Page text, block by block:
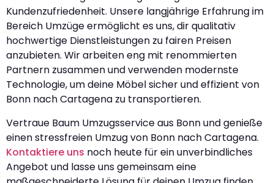
Kundenzufriedenheit. Unsere langjährige Erfahrung im
Bereich Umzüge ermöglicht es uns, dir qualitativ
hochwertige Dienstleistungen zu fairen Preisen
anzubieten. Wir arbeiten eng mit renommierten
Partnern zusammen und verwenden modernste
Technologie, um deine Möbel sicher und effizient von
Bonn nach Cartagena zu transportieren.
Vertraue Baum Umzugsservice aus Bonn und genieße
einen stressfreien Umzug von Bonn nach Cartagena.
Kontaktiere uns noch heute für ein unverbindliches
Angebot und lasse uns gemeinsam eine